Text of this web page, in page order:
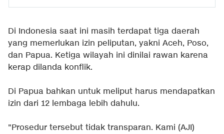
Di Indonesia saat ini masih terdapat tiga daerah
yang memerlukan izin peliputan, yakni Aceh, Poso,
dan Papua. Ketiga wilayah ini dinilai rawan karena
kerap dilanda konflik.
Di Papua bahkan untuk meliput harus mendapatkan
izin dari 12 lembaga lebih dahulu.
"Prosedur tersebut tidak transparan. Kami (AJI)